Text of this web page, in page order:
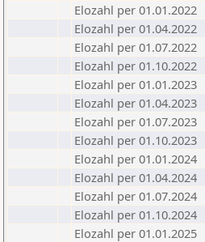
Elozahl per 01.01.2022
Elozahl per 01.04.2022
Elozahl per 01.07.2022
Elozahl per 01.10.2022
Elozahl per 01.01.2023
Elozahl per 01.04.2023
Elozahl per 01.07.2023
Elozahl per 01.10.2023
Elozahl per 01.01.2024
Elozahl per 01.04.2024
Elozahl per 01.07.2024
Elozahl per 01.10.2024
Elozahl per 01.01.2025